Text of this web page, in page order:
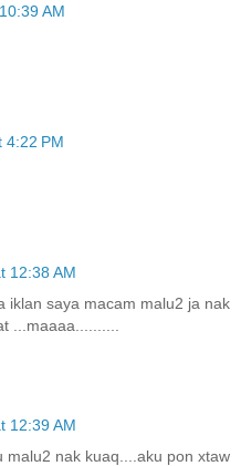
AM
4:22 PM
12:38 AM
iklan saya macam malu2 ja nak
...maaaa..........
12:39 AM
malu2 nak kuaq....aku pon xtaw